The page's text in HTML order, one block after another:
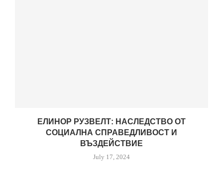
ЕЛИНОР РУЗВЕЛТ: НАСЛЕДСТВО ОТ
СОЦИАЛНА СПРАВЕДЛИВОСТ И
ВЪЗДЕЙСТВИЕ
July 17, 2024